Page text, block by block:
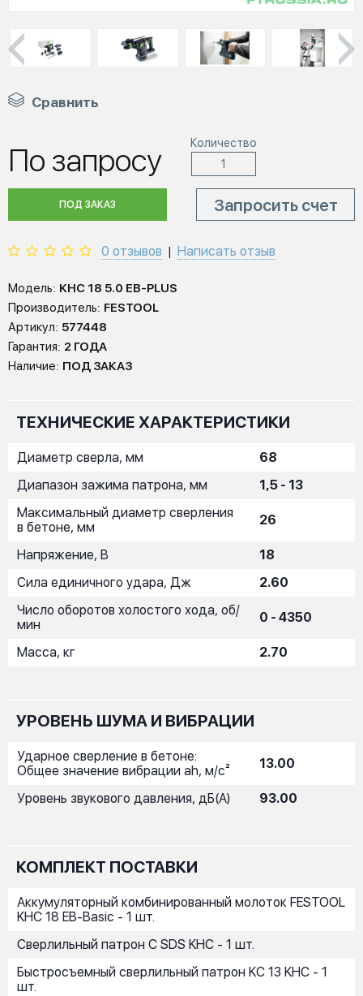
Сравнить
По запросу Количество
ПОД ЗАКАЗ Запросить счет
0 отзывов Написать отзыв
Модель: KHC 18 5.0 EB-PLUS
Производитель: FESTOOL
Артикул: 577448
Гарантия: 2 ГОДА
Наличие: ПОД ЗАКАЗ
ТЕХНИЧЕСКИЕ ХАРАКТЕРИСТИКИ
Диаметр сверла, мм
68
Диапазон зажима патрона, мм
1,5 - 13
Максимальный диаметр сверления
в бетоне, мм
26
Напряжение, В
18
Сила единичного удара, Дж
2.60
Число оборотов холостого хода, об/
мин
0 - 4350
Масса, кг 2.70
УРОВЕНЬ ШУМА И ВИБРАЦИИ
Ударное сверление в бетоне:
Общее значение вибрации ah, м/с²
13.00
Уровень звукового давления, дБ(A) 93.00
КОМПЛЕКТ ПОСТАВКИ
Аккумуляторный комбинированный молоток FESTOOL
KHC 18 EB-Basic - 1 шт.
Сверлильный патрон C SDS KHC - 1 шт.
Быстросъемный сверлильный патрон KC 13 KHC - 1
шт.